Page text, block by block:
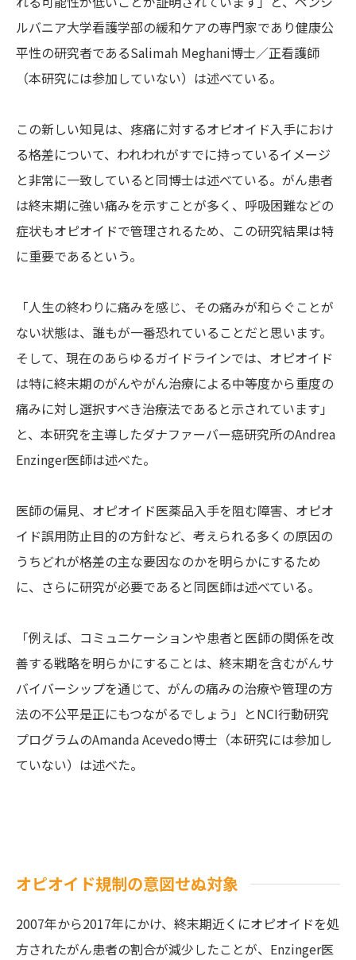
ルバニア大学看護学部の緩和ケアの専門家であり健康公
平性の研究者であるSalimah Meghani博士／正看護師
（本研究には参加していない）は述べている。
この新しい知見は、疼痛に対するオピオイド入手におけ
る格差について、われわれがすでに持っているイメージ
と非常に一致していると同博士は述べている。がん患者
は終末期に強い痛みを示すことが多く、呼吸困難などの
症状もオピオイドで管理されるため、この研究結果は特
に重要であるという。
「人生の終わりに痛みを感じ、その痛みが和らぐことが
ない状態は、誰もが一番恐れていることだと思います。
そして、現在のあらゆるガイドラインでは、オピオイド
は特に終末期のがんやがん治療による中等度から重度の
痛みに対し選択すべき治療法であると示されています」
と、本研究を主導したダナファーバー癌研究所のAndrea
Enzinger医師は述べた。
医師の偏見、オピオイド医薬品入手を阻む障害、オピオ
イド誤用防止目的の方針など、考えられる多くの原因の
うちどれが格差の主な要因なのかを明らかにするため
に、さらに研究が必要であると同医師は述べている。
「例えば、コミュニケーションや患者と医師の関係を改
善する戦略を明らかにすることは、終末期を含むがんサ
バイバーシップを通じて、がんの痛みの治療や管理の方
法の不公平是正にもつながるでしょう」とNCI行動研究
プログラムのAmanda Acevedo博士（本研究には参加し
ていない）は述べた。
オピオイド規制の意図せぬ対象
2007年から2017年にかけ、終末期近くにオピオイドを処
方されたがん患者の割合が減少したことが、Enzinger医